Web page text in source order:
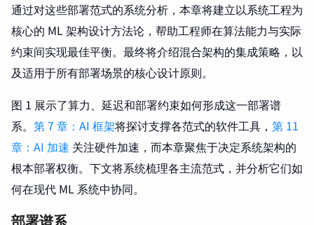
通过对这些部署范式的系统分析，本章将建立以系统工程为
核心的 ML 架构设计方法论，帮助工程师在算法能力与实际
约束间实现最佳平衡。最终将介绍混合架构的集成策略，以
及适用于所有部署场景的核心设计原则。
图 1 展示了算力、延迟和部署约束如何形成这一部署谱
系。 第 7 章：AI 框架将探讨支撑各范式的软件工具， 第 11
章：AI 加速 关注硬件加速，而本章聚焦于决定系统架构的
根本部署权衡。下文将系统梳理各主流范式，并分析它们如
何在现代 ML 系统中协同。
部署谱系